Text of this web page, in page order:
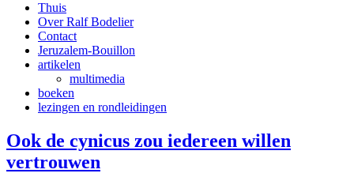
Thuis
Over Ralf Bodelier
Contact
Jeruzalem-Bouillon
artikelen
multimedia
boeken
lezingen en rondleidingen
Ook de cynicus zou iedereen willen
vertrouwen